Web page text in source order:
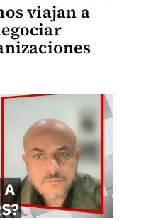
viajan a